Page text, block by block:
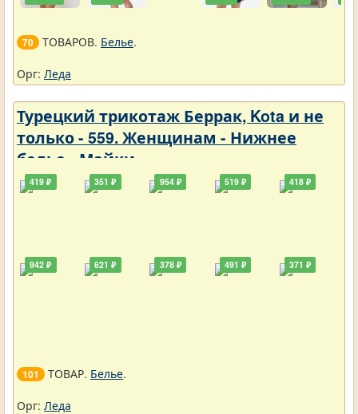
70 ТОВАРОВ. Белье.
Орг: Леда
Турецкий трикотаж Беррак, Kota и не
только - 559. Женщинам - Нижнее
белье - Майки
419 ₽
942 ₽
351 ₽
621 ₽
954 ₽
378 ₽
519 ₽
491 ₽
418 ₽
371 ₽
101 ТОВАР. Белье.
Орг: Леда